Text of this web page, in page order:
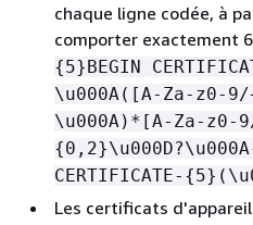
chaque ligne codée, à
comporter exactement
{5}BEGIN
\u000A([A-Za-z0-9/
\u000A)*[A-Za-z0-
{
CERTIFICATE- {
Les certificats